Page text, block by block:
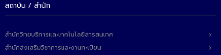
- กิจกรรม
- ข่าวประชาสัมพันธ์ภายนอก
สถาบัน / สำนัก
สำนักวิทยบริการและเทคโนโลยีสารสนเทศ
สำนักส่งเสริมวิชาการและงานทะเบียน